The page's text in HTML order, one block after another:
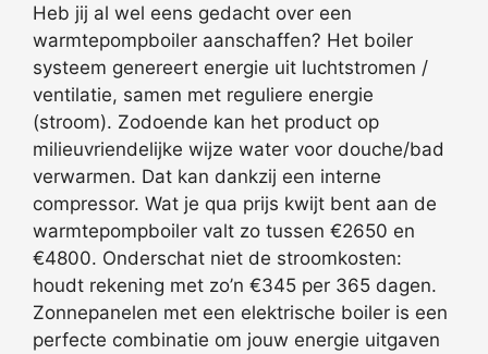
Heb jij al wel eens gedacht over een
warmtepompboiler aanschaffen? Het boiler
systeem genereert energie uit luchtstromen /
ventilatie, samen met reguliere energie
(stroom). Zodoende kan het product op
milieuvriendelijke wijze water voor douche/bad
verwarmen. Dat kan dankzij een interne
compressor. Wat je qua prijs kwijt bent aan de
warmtepompboiler valt zo tussen €2650 en
€4800. Onderschat niet de stroomkosten:
houdt rekening met zo’n €345 per 365 dagen.
Zonnepanelen met een elektrische boiler is een
perfecte combinatie om jouw energie uitgaven